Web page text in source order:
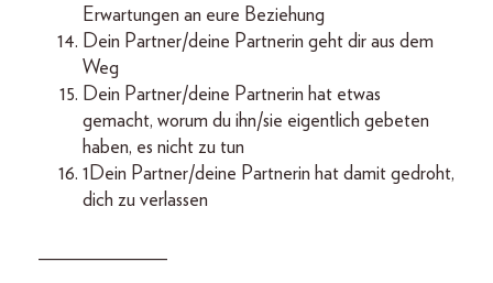
Erwartungen an eure Beziehung
Dein Partner/deine Partnerin geht dir aus dem
Weg
Dein Partner/deine Partnerin hat etwas
gemacht, worum du ihn/sie eigentlich gebeten
haben, es nicht zu tun
1Dein Partner/deine Partnerin hat damit gedroht,
dich zu verlassen
_____________